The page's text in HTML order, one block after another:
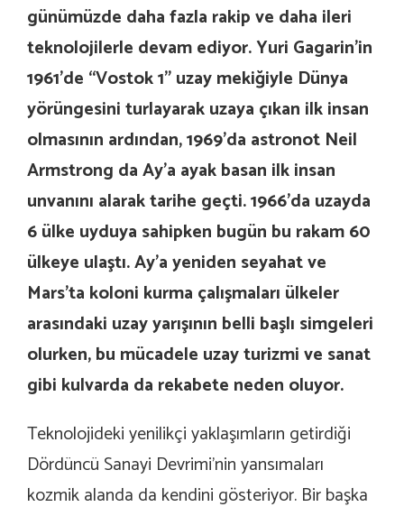
günümüzde daha fazla rakip ve daha ileri
teknolojilerle devam ediyor. Yuri Gagarin’in
1961’de “Vostok 1” uzay mekiğiyle Dünya
yörüngesini turlayarak uzaya çıkan ilk insan
olmasının ardından, 1969’da astronot Neil
Armstrong da Ay’a ayak basan ilk insan
unvanını alarak tarihe geçti. 1966’da uzayda
6 ülke uyduya sahipken bugün bu rakam 60
ülkeye ulaştı. Ay’a yeniden seyahat ve
Mars’ta koloni kurma çalışmaları ülkeler
arasındaki uzay yarışının belli başlı simgeleri
olurken, bu mücadele uzay turizmi ve sanat
gibi kulvarda da rekabete neden oluyor.
Teknolojideki yenilikçi yaklaşımların getirdiği
Dördüncü Sanayi Devrimi’nin yansımaları
kozmik alanda da kendini gösteriyor. Bir başka